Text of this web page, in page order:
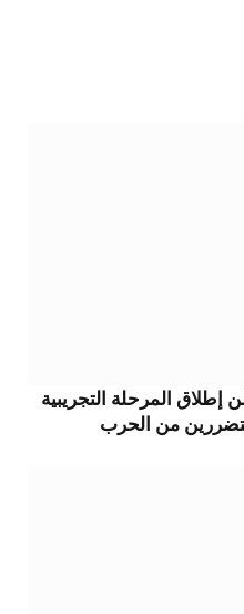
إطلاق المرحلة التجريبية
من الحرب